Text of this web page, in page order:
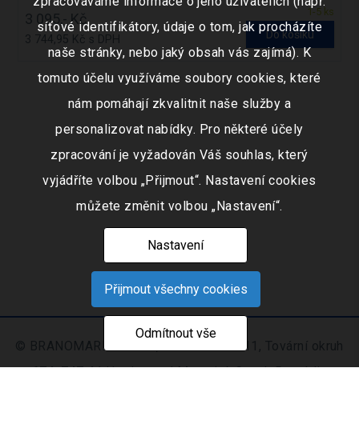
1-5 ks
3 095,- Kč
3 744,95 Kč s DPH Do košíku
© BRANOMARKET s.r.o., IČO: 253 51 311, Tovární okruh
674, 747 41 Hradec nad Moravicí, Czech Republic
síťové identifikátory, údaje o tom, jak procházíte
naše stránky, nebo jaký obsah vás zajímá). K
tomuto účelu využíváme soubory cookies, které
nám pomáhají zkvalitnit naše služby a
personalizovat nabídky. Pro některé účely
zpracování je vyžadován Váš souhlas, který
vyjádříte volbou „Přijmout“. Nastavení cookies
můžete změnit volbou „Nastavení“.
Nastavení
Přijmout všechny cookies
Odmítnout vše